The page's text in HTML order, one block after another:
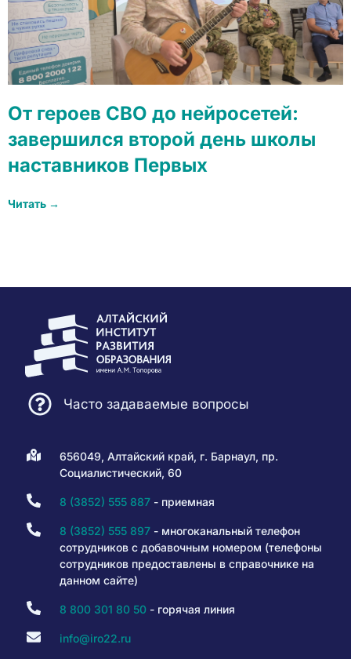
От героев СВО до нейросетей:
завершился второй день школы
наставников Первых
Читать →
Часто задаваемые вопросы
656049, Алтайский край, г. Барнаул, пр.
Социалистический, 60
8 (3852) 555 887- приемная
8 (3852) 555 897- многоканальный телефон
сотрудников с добавочным номером (телефоны
сотрудников предоставлены в справочнике на
данном сайте)
8 800 301 80 50- горячая линия
info@iro22.ru